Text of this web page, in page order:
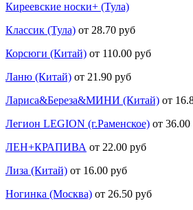
Киреевские носки+ (Тула)
Классик (Тула) от 28.70 руб
Корсюги (Китай) от 110.00 руб
Ланю (Китай) от 21.90 руб
Лариса&Береза&МИНИ (Китай) от
Легион LEGION (г.Раменское) от 36.00
ЛЕН+КРАПИВА от 22.00 руб
Лиза (Китай) от 16.00 руб
Ногинка (Москва) от 26.50 руб